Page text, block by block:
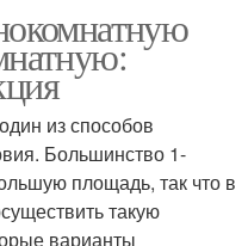
из способов
Большинство 1-
площадь, так что в
такую
варианты